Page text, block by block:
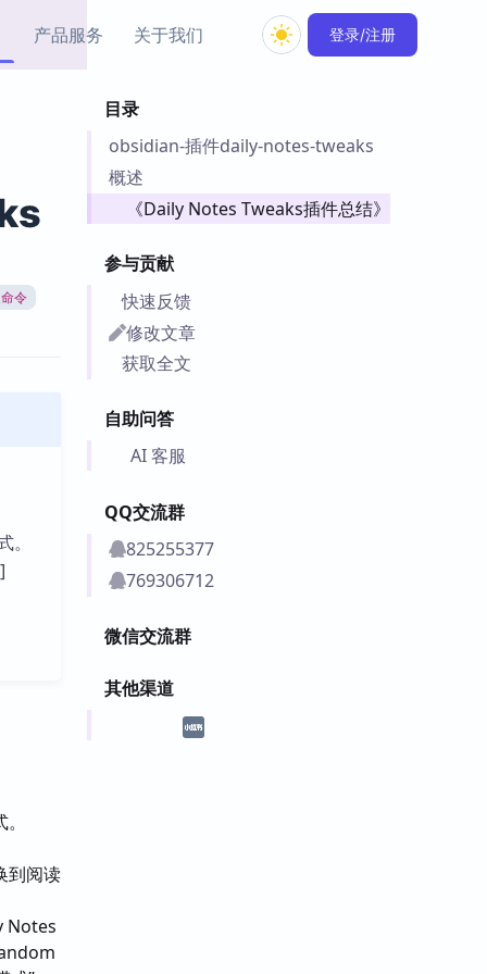
产品服务
思维导图插件
出品的闪念笔记
Obsidian 教程
关于我们 登录/注册
目录
obsidian-插件daily-notes-tweaks
概述
《Daily Notes Tweaks插件总结》
参与贡献
快速反馈
修改文章
获取全文
自助问答
AI 客服
QQ交流群
825255377
769306712
微信交流群
其他渠道
令
到阅读
Notes